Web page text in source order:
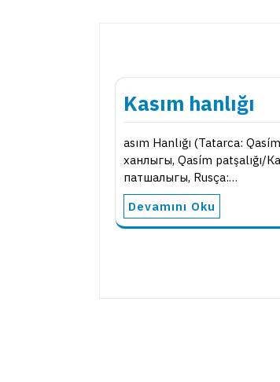
Kasım hanlığı
asım Hanlığı (Tatarca:
ханлыгы, Qasím patşalığı/
патшалыгы, Rusça:…
Devamını Oku